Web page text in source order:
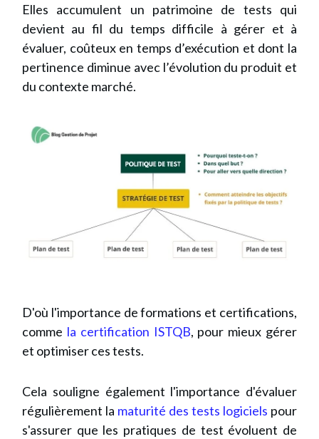
Elles accumulent un patrimoine de tests qui
devient au fil du temps difficile à gérer et à
évaluer, coûteux en temps d’exécution et dont la
pertinence diminue avec l’évolution du produit et
du contexte marché.
D'où l'importance de formations et certifications,
comme la certification ISTQB, pour mieux gérer
et optimiser ces tests.
Cela souligne également l'importance d'évaluer
régulièrement la maturité des tests logiciels pour
s'assurer que les pratiques de test évoluent de